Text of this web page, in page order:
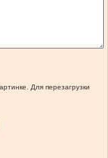
Для перезагрузки